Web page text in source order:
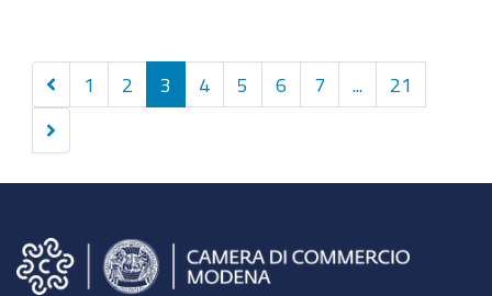
Precedenti
10
1 2 3 4 5 6 7 21
Successivi
10